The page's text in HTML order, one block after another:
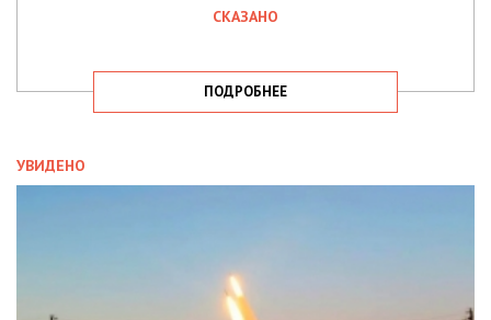
СКАЗАНО
ПОДРОБНЕЕ
УВИДЕНО